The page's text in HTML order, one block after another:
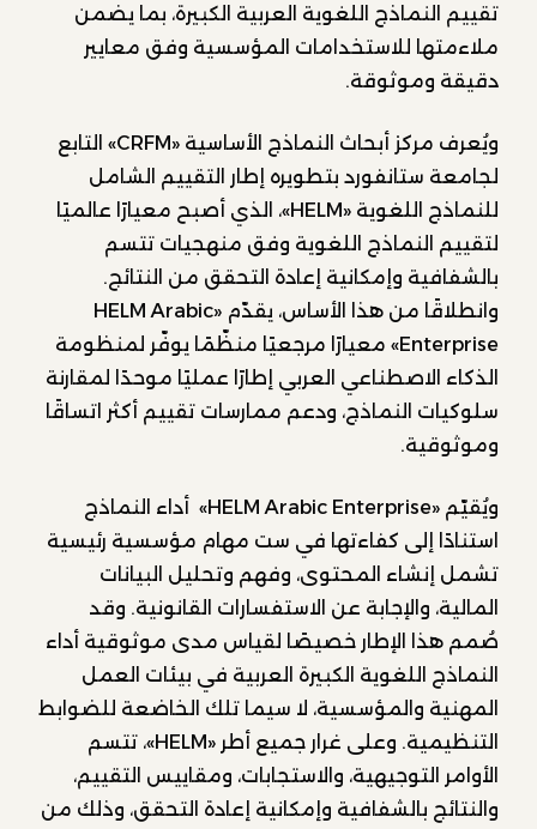
تقييم النماذج اللغوية العربية الكبيرة، بما يضمن
ملاءمتها للاستخدامات المؤسسية وفق معايير
دقيقة وموثوقة.
ويُعرف مركز أبحاث النماذج الأساسية «CRFM» التابع
لجامعة ستانفورد بتطويره إطار التقييم الشامل
للنماذج اللغوية «HELM»، الذي أصبح معيارًا عالميًا
لتقييم النماذج اللغوية وفق منهجيات تتسم
بالشفافية وإمكانية إعادة التحقق من النتائج.
وانطلاقًا من هذا الأساس، يقدّم «HELM Arabic
Enterprise» معيارًا مرجعيًا منظّمًا يوفّر لمنظومة
الذكاء الاصطناعي العربي إطارًا عمليًا موحدًا لمقارنة
سلوكيات النماذج، ودعم ممارسات تقييم أكثر اتساقًا
وموثوقية.
ويُقيّم «HELM Arabic Enterprise» أداء النماذج
استنادًا إلى كفاءتها في ست مهام مؤسسية رئيسية
تشمل إنشاء المحتوى، وفهم وتحليل البيانات
المالية، والإجابة عن الاستفسارات القانونية. وقد
صُمم هذا الإطار خصيصًا لقياس مدى موثوقية أداء
النماذج اللغوية الكبيرة العربية في بيئات العمل
المهنية والمؤسسية، لا سيما تلك الخاضعة للضوابط
التنظيمية. وعلى غرار جميع أطر «HELM»، تتسم
الأوامر التوجيهية، والاستجابات، ومقاييس التقييم،
والنتائج بالشفافية وإمكانية إعادة التحقق، وذلك من